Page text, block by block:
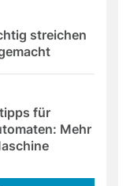
streichen
für
Mehr